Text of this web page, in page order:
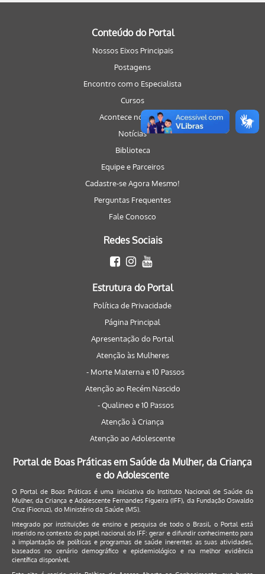
Conteúdo do Portal
Nossos Eixos Principais
Postagens
Encontro com o Especialista
Cursos
Acontece no Portal
Notícias
Biblioteca
Equipe e Parceiros
Cadastre-se Agora Mesmo!
Perguntas Frequentes
Fale Conosco
Redes Sociais
Estrutura do Portal
Política de Privacidade
Página Principal
Apresentação do Portal
Atenção às Mulheres
- Morte Materna e 10 Passos
Atenção ao Recém Nascido
- Qualineo e 10 Passos
Atenção à Criança
Atenção ao Adolescente
Portal de Boas Práticas em Saúde da Mulher, da Criança
e do Adolescente
O Portal de Boas Práticas é uma iniciativa do Instituto Nacional de Saúde da
Mulher, da Criança e Adolescente Fernandes Figueira (IFF), da Fundação Oswaldo
Cruz (Fiocruz), do Ministério da Saúde (MS).
Integrado por instituições de ensino e pesquisa de todo o Brasil, o Portal está
inserido no contexto do papel nacional do IFF: gerar e difundir conhecimento para
a implantação de políticas e programas de saúde inerentes as suas atividades,
baseados no cenário demográfico e epidemiológico e na melhor evidência
científica disponível.